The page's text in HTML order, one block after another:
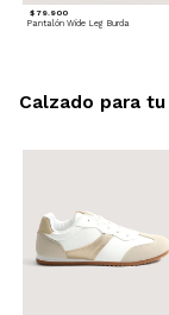
$ 79.900
Pantalón Wide Leg Burda
Calzado para